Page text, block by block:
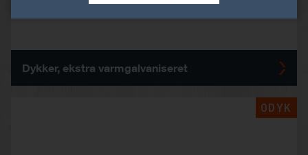
Dykker, ekstra varmgalvaniseret
ODYK